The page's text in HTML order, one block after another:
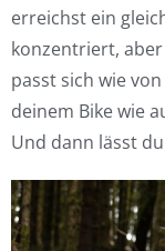
erreichst ein
konzentriert,
passt sich wie
deinem Bike wie
Und dann lässt